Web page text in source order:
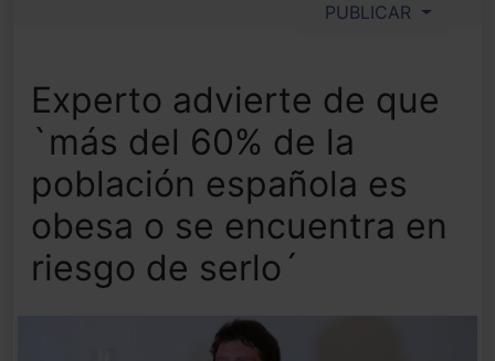
PUBLICAR
Experto advierte de que
`más del 60% de la
población española es
obesa o se encuentra en
riesgo de serlo´